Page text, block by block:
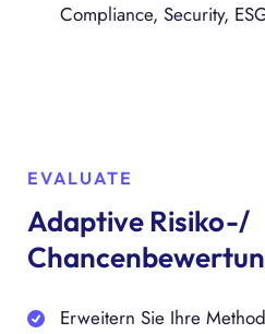
Compliance, Security,
EVALUATE
Adaptive Risiko-/
Erweitern Sie Ihre